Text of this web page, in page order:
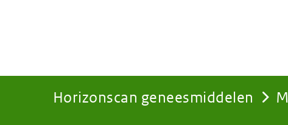
Horizonscan geneesmiddelen